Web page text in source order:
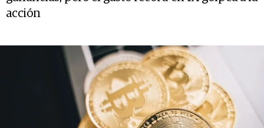
acción